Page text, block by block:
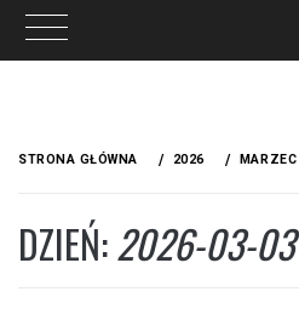
treściSTRONA GŁÓWNA 2026 MARZEC
DZIEŃ:2026-03-03